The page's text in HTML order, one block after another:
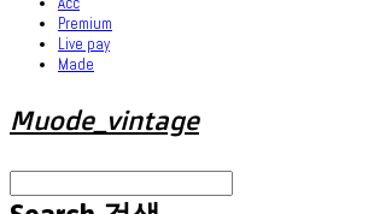
Premium
Live pay
Made
Muode_vintage